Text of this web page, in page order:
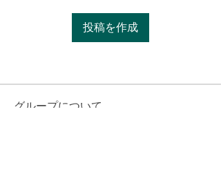
投稿を作成
グループについて